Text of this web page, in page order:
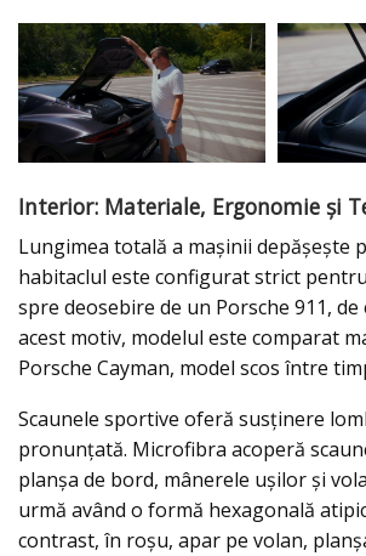
Interior: Materiale, Ergonomie și
Lungimea totală a mașinii depășește
habitaclul este configurat strict
spre deosebire de un Porsche 911, de
acest motiv, modelul este comparat
Porsche Cayman, model scos între
Scaunele sportive oferă susținere
pronunțată. Microfibra acoperă
planșa de bord, mânerele ușilor și
urmă având o formă hexagonală
contrast, în roșu, apar pe volan,